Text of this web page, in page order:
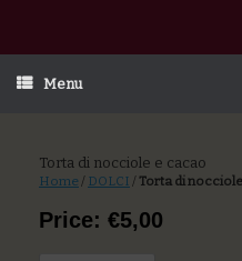
Menu
Torta di nocciole e cacao
Home / DOLCI /Torta di
Price: €5,00